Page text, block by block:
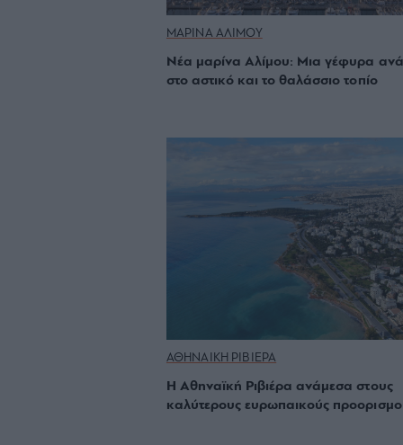
ΜΑΡΙΝΑ ΑΛΙΜΟΥ
Νέα μαρίνα Αλίμου: Μια γέφυρα
στο αστικό και το θαλάσσιο τοπίο
ΑΘΗΝΑΙΚΗ ΡΙΒΙΕΡΑ
Η Αθηναϊκή Ριβιέρα ανάμεσα στους
καλύτερους ευρωπαικούς